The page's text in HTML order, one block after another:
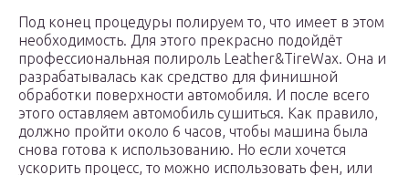
Под конец процедуры полируем то, что имеет в этом
необходимость. Для этого прекрасно подойдёт
профессиональная полироль Leather&TireWax. Она и
разрабатывалась как средство для финишной
обработки поверхности автомобиля. И после всего
этого оставляем автомобиль сушиться. Как правило,
должно пройти около 6 часов, чтобы машина была
снова готова к использованию. Но если хочется
ускорить процесс, то можно использовать фен, или